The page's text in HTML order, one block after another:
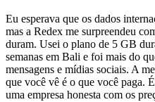
Eu esperava que os dados
mas a Redex me surpreendeu
duram. Usei o plano de 5 GB
semanas em Bali e foi mais do
mensagens e mídias sociais. A
que você vê é o que você paga.
uma empresa honesta com os